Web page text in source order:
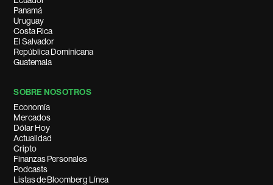
Panamá
Uruguay
Costa Rica
El Salvador
República Dominicana
Guatemala
SOBRE NOSOTROS
Economía
Mercados
Dólar Hoy
Actualidad
Cripto
Finanzas Personales
Podcasts
Listas de Bloomberg Línea